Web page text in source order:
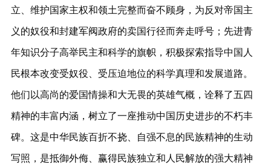
立、维护国家主权和领土完整而奋不顾身，为反对帝国主
义的奴役和封建军阀政府的卖国行径而奔走呼号；先进青
年知识分子高举民主和科学的旗帜，积极探索指导中国人
民根本改变受奴役、受压迫地位的科学真理和发展道路。
他们以高尚的爱国情操和大无畏的英雄气概，诠释了五四
精神的丰富内涵，树立了一座推动中国历史进步的不朽丰
碑。这是中华民族百折不挠、自强不息的民族精神的生动
写照，是抵御外侮、赢得民族独立和人民解放的强大精神